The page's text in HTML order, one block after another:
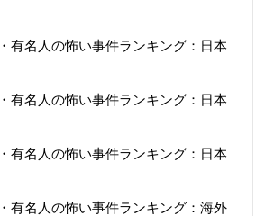
有名人の怖い事件ランキング：日本
有名人の怖い事件ランキング：日本
有名人の怖い事件ランキング：日本
有名人の怖い事件ランキング：海外